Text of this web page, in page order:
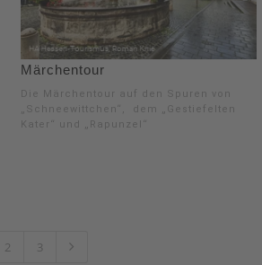
Märchentour
Die Märchentour auf den Spuren von
„Schneewittchen“, dem „Gestiefelten
Kater“ und „Rapunzel“
2 3